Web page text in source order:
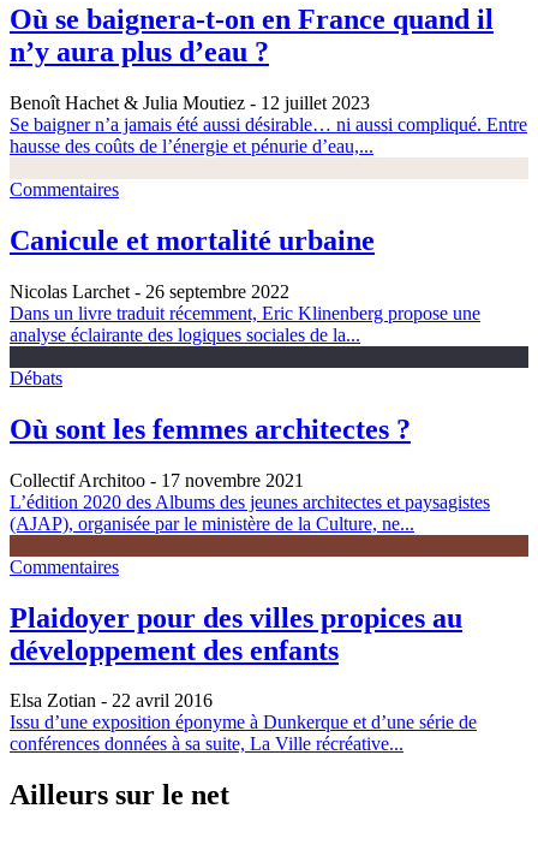
Où se baignera-t-on en France quand il
n’y aura plus d’eau ?
Benoît Hachet & Julia Moutiez - 12 juillet 2023
Se baigner n’a jamais été aussi désirable… ni aussi compliqué. Entre
hausse des coûts de l’énergie et pénurie d’eau,...
Commentaires
Canicule et mortalité urbaine
Nicolas Larchet - 26 septembre 2022
Dans un livre traduit récemment, Eric Klinenberg propose une
analyse éclairante des logiques sociales de la...
Débats
Où sont les femmes architectes ?
Collectif Architoo - 17 novembre 2021
L’édition 2020 des Albums des jeunes architectes et paysagistes
(AJAP), organisée par le ministère de la Culture, ne...
Commentaires
Plaidoyer pour des villes propices au
développement des enfants
Elsa Zotian - 22 avril 2016
Issu d’une exposition éponyme à Dunkerque et d’une série de
conférences données à sa suite, La Ville récréative...
Ailleurs sur le net